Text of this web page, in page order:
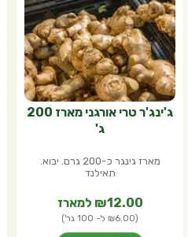
ג'ינג'ר טרי אורגני מארז 200
ג'
מארז גינגר כ-200 גרם. יבוא.
תאילנד
₪12.00 למארז
(₪6.00 ל- 100 גר')